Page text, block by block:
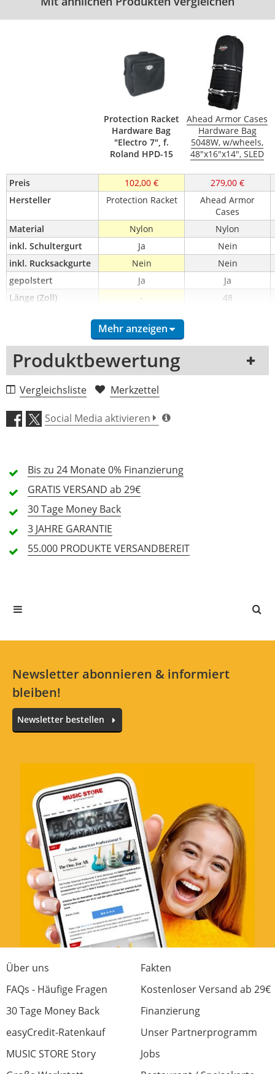
Protection Racket
Hardware Bag
"Electro 7", f.
Roland HPD-15
Ahead Armor Cases
Hardware Bag
5048W, w/wheels,
48"x16"x14", SLED
Preis 102,00 €
279,00 €
Hersteller
Protection Racket
Ahead Armor
Cases
Material
Nylon
Nylon
inkl. Schultergurt
Ja
Nein
inkl. Rucksackgurte
Nein
Nein
gepolstert
Ja
Ja
Länge (Zoll)
-
48
-
Breite (cm)
-
40
Höhe (Zoll)
-
Höhe (cm)
Rollen
Nein
Mehr anzeigen
Produktbewertung
1 Rezension
5 Sterne
4 Sterne
2 Sterne
1 Sterne
Alle Sprachen
Vergleichsliste Merkzettel
Social Media aktivieren
Bis zu 24 Monate0% Finanzierung
GRATIS VERSAND ab 29€
30 Tage Money Back
3 JAHRE GARANTIE
55.000 PRODUKTE VERSANDBEREIT
Newsletter abonnieren & informiert
bleiben!
Newsletter bestellen
Über uns
Fakten
FAQs - Häufige Fragen
Kostenloser Versand ab 29€
30 Tage Money Back
Finanzierung
easyCredit-Ratenkauf
Unser Partnerprogramm
MUSIC STORE Story
Jobs